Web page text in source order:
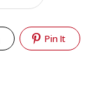
Pin It